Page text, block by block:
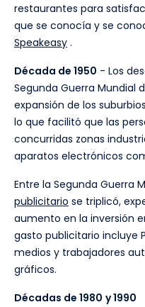
restaurantes para
que se conocía y se
Speakeasy .
Década de 1950 - Los
Segunda Guerra Mundial
expansión de los
lo que facilitó que las
concurridas zonas
aparatos electrónicos
Entre la Segunda Guerra
publicitario se triplicó,
aumento en la inversión
gasto publicitario incluye
medios y trabajadores
gráficos.
Décadas de 1980 y 1990